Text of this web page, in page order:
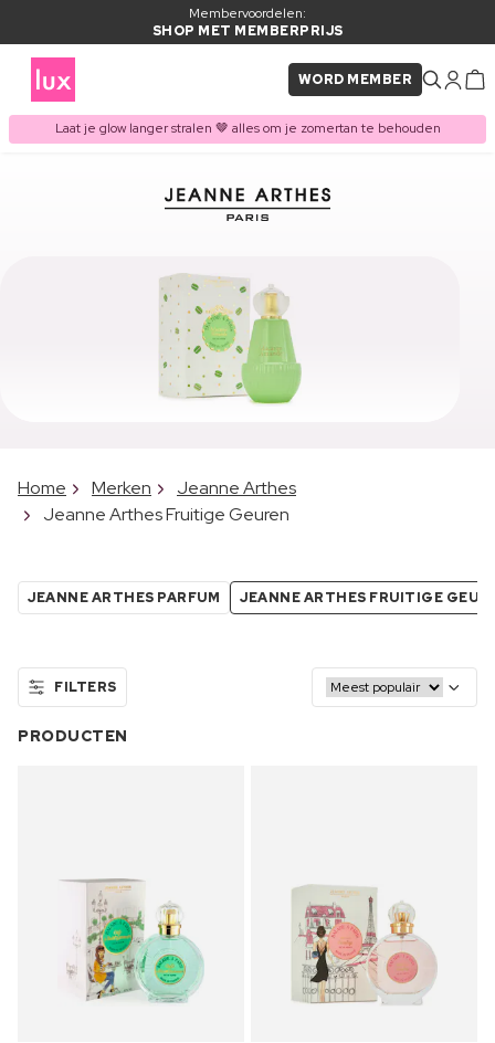
Membervoordelen:
SHOP MET MEMBERPRIJS
WORD MEMBER
Laat je glow langer stralen 🤎 alles om je zomertan te behouden
Home Merken
Jeanne Arthes
Jeanne Arthes Fruitige Geuren
JEANNE ARTHES PARFUM JEANNE ARTHES FRUITIGE
FILTERS
PRODUCTEN